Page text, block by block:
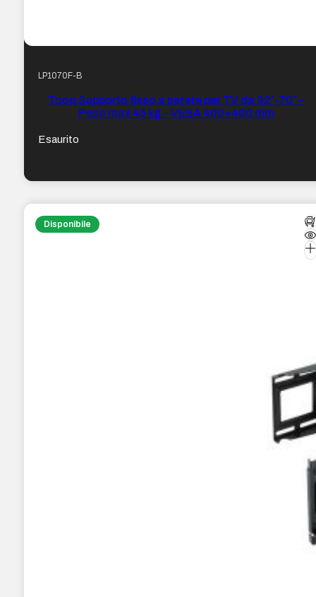
LP1070F-B
Tooq Supporto fisso a parete per TV da 32″-70″ –
Peso max 45 kg – VESA 400×400 mm
Esaurito
Disponibile